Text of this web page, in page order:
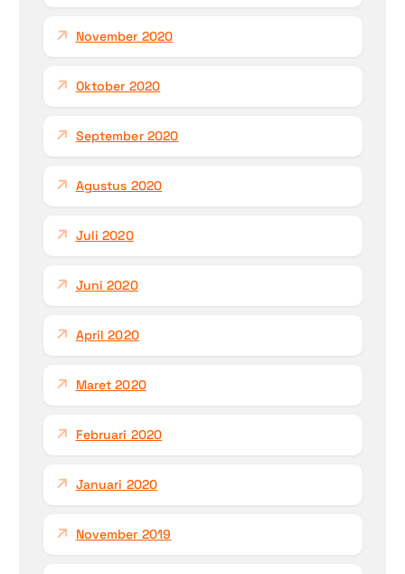
November 2020
Oktober 2020
September 2020
Agustus 2020
Juli 2020
Juni 2020
April 2020
Maret 2020
Februari 2020
Januari 2020
November 2019